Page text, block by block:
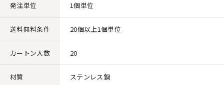
発注単位 1個単位
送料無料条件 20個以上1個単位
カートン入数 20
材質 ステンレス鋼